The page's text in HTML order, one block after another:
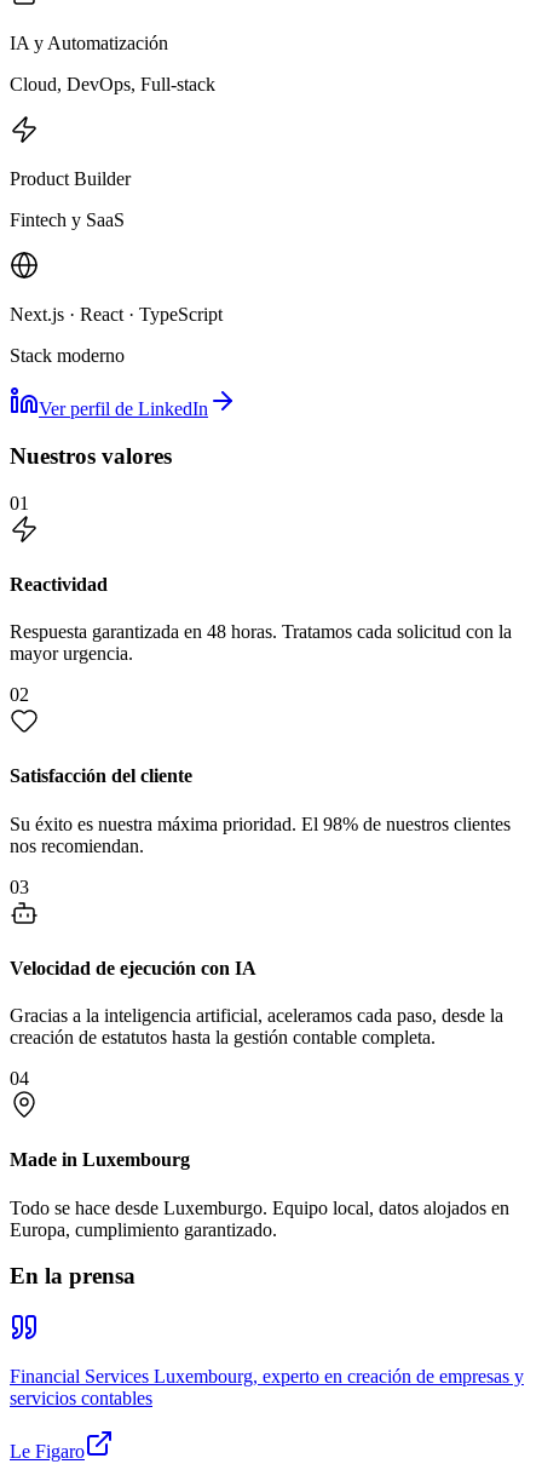
IA y Automatización
Cloud, DevOps, Full-stack
Product Builder
Fintech y SaaS
Next.js · React · TypeScript
Stack moderno
Ver perfil de LinkedIn
Nuestros valores
01
Reactividad
Respuesta garantizada en 48 horas. Tratamos cada solicitud con la
mayor urgencia.
02
Satisfacción del cliente
Su éxito es nuestra máxima prioridad. El 98% de nuestros clientes
nos recomiendan.
03
Velocidad de ejecución con IA
Gracias a la inteligencia artificial, aceleramos cada paso, desde la
creación de estatutos hasta la gestión contable completa.
04
Made in Luxembourg
Todo se hace desde Luxemburgo. Equipo local, datos alojados en
Europa, cumplimiento garantizado.
En la prensa
Financial Services Luxembourg, experto en creación de empresas y
servicios contables
Le Figaro